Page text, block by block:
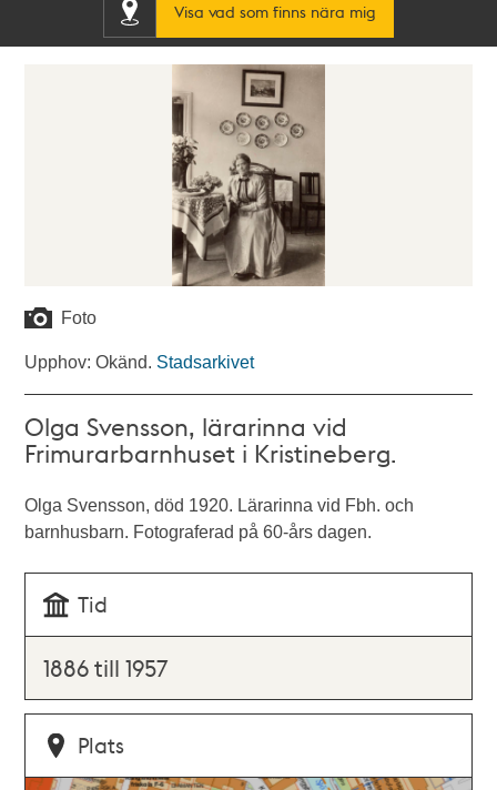
Visa vad som finns nära mig
Foto
Upphov: Okänd. Stadsarkivet
Olga Svensson, lärarinna vid
Frimurarbarnhuset i Kristineberg.
Olga Svensson, död 1920. Lärarinna vid Fbh. och
barnhusbarn. Fotograferad på 60-års dagen.
Tid
1886 till 1957
Plats